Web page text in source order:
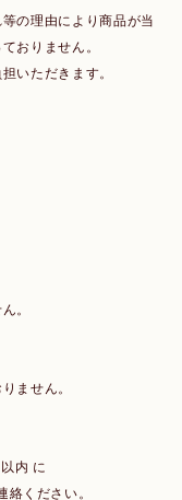
の理由により商品が当
おりません。
いただきます。
。
ません。
内 に
絡ください。